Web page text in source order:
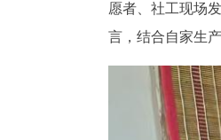
愿者、社工现场
言，结合自家生